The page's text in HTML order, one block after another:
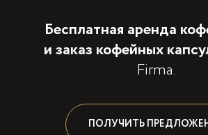
ПОЛУЧИТЬ
Бесплатная аренда
и заказ кофейных
Firma.